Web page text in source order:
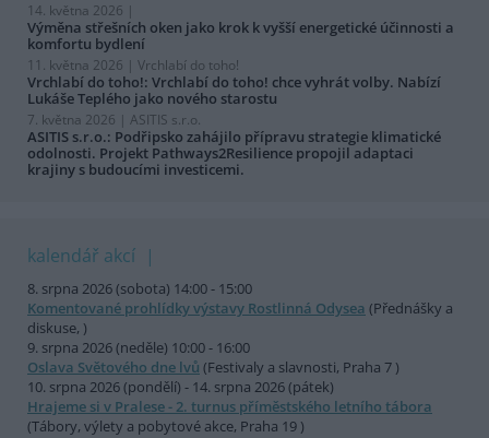
14. května 2026 |
Výměna střešních oken jako krok k vyšší energetické účinnosti a
komfortu bydlení
11. května 2026 | Vrchlabí do toho!
Vrchlabí do toho!: Vrchlabí do toho! chce vyhrát volby. Nabízí
Lukáše Teplého jako nového starostu
7. května 2026 | ASITIS s.r.o.
ASITIS s.r.o.: Podřipsko zahájilo přípravu strategie klimatické
odolnosti. Projekt Pathways2Resilience propojil adaptaci
krajiny s budoucími investicemi.
kalendář akcí
8. srpna 2026 (sobota) 14:00 - 15:00
Komentované prohlídky výstavy Rostlinná Odysea (Přednášky a
diskuse, )
9. srpna 2026 (neděle) 10:00 - 16:00
Oslava Světového dne lvů (Festivaly a slavnosti, Praha 7 )
10. srpna 2026 (pondělí) - 14. srpna 2026 (pátek)
Hrajeme si v Pralese - 2. turnus příměstského letního tábora
(Tábory, výlety a pobytové akce, Praha 19 )